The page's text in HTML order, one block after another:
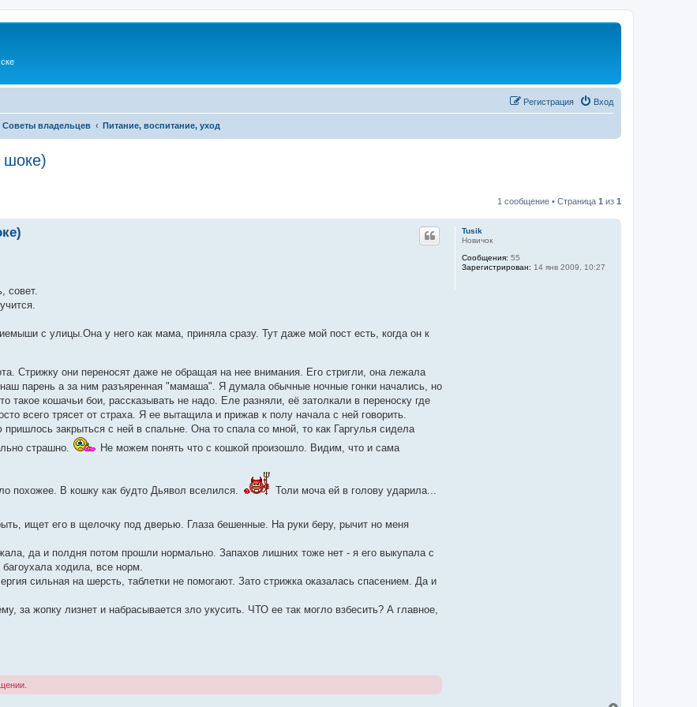
Вход
Регистрация
владельцев Питание, воспитание, уход
шоке)
1 сообщение • Страница 1 из 1
Tusik
Новичок
Сообщения: 55
Зарегистрирован: 14 янв 2009, 10:27
совет.
с улицы.Она у него как мама, приняла сразу. Тут даже мой пост есть, когда он к
Стрижку они переносят даже не обращая на нее внимания. Его стригли, она лежала
парень а за ним разъяренная "мамаша". Я думала обычные ночные гонки начались, но
кошачьи бои, рассказывать не надо. Еле разняли, её затолкали в переноску где
всего трясет от страха. Я ее вытащила и прижав к полу начала с ней говорить.
закрыться с ней в спальне. Она то спала со мной, то как Гаргулья сидела
страшно.
Не можем понять что с кошкой произошло. Видим, что и сама
похожее. В кошку как будто Дьявол вселился. Толи моча ей в голову ударила...
ищет его в щелочку под дверью. Глаза бешенные. На руки беру, рычит но меня
да и полдня потом прошли нормально. Запахов лишних тоже нет - я его выкупала с
ходила, все норм.
сильная на шерсть, таблетки не помогают. Зато стрижка оказалась спасением. Да и
за жопку лизнет и набрасывается зло укусить. ЧТО ее так могло взбесить? А главное,